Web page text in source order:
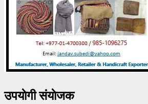
उपयाेगी संयाेजक